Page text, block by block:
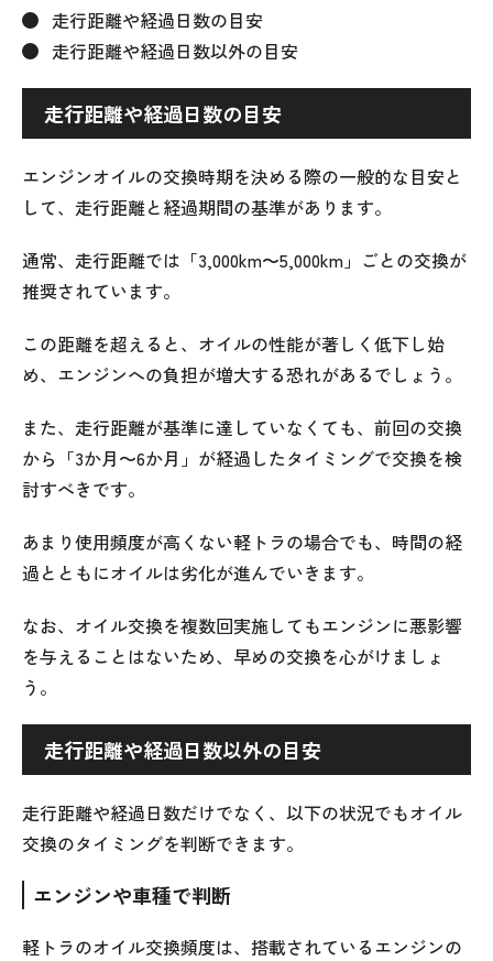
走行距離や経過日数の目安
走行距離や経過日数以外の目安
走行距離や経過日数の目安
エンジンオイルの交換時期を決める際の一般的な目安と
して、走行距離と経過期間の基準があります。
通常、走行距離では「3,000km〜5,000km」ごとの交換が
推奨されています。
この距離を超えると、オイルの性能が著しく低下し始
め、エンジンへの負担が増大する恐れがあるでしょう。
また、走行距離が基準に達していなくても、前回の交換
から「3か月〜6か月」が経過したタイミングで交換を検
討すべきです。
あまり使用頻度が高くない軽トラの場合でも、時間の経
過とともにオイルは劣化が進んでいきます。
なお、オイル交換を複数回実施してもエンジンに悪影響
を与えることはないため、早めの交換を心がけましょ
う。
走行距離や経過日数以外の目安
走行距離や経過日数だけでなく、以下の状況でもオイル
交換のタイミングを判断できます。
エンジンや車種で判断
軽トラのオイル交換頻度は、搭載されているエンジンの